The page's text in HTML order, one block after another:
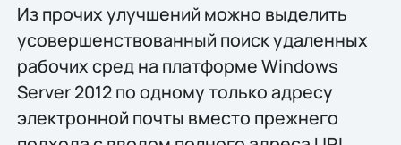
Из прочих улучшений можно выделить
усовершенствованный поиск удаленных
рабочих сред на платформе Windows
Server 2012 по одному только адресу
электронной почты вместо прежнего